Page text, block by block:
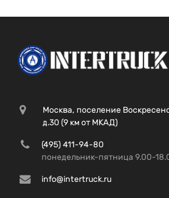
Москва, поселение
д.30 (9 км от МКАД)
(495) 411-94-80
понедельник-пятница 9.00-
info@intertruck.ru